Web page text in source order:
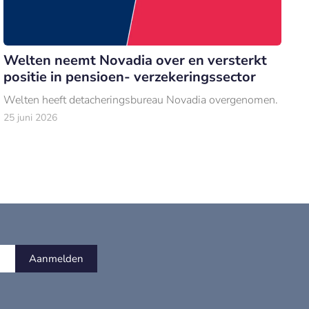
Welten neemt Novadia over en versterkt
positie in pensioen- verzekeringssector
Welten heeft detacheringsbureau Novadia overgenomen.
25 juni 2026
Aanmelden